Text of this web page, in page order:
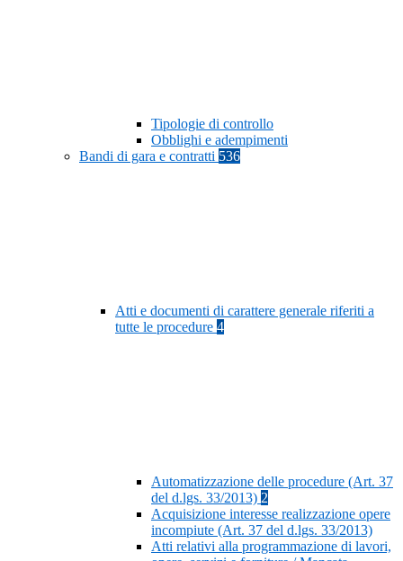
Tipologie di controllo
Obblighi e adempimenti
Bandi di gara e contratti 536
Atti e documenti di carattere generale riferiti a
tutte le procedure 4
Automatizzazione delle procedure (Art. 37
del d.lgs. 33/2013) 2
Acquisizione interesse realizzazione opere
incompiute (Art. 37 del d.lgs. 33/2013)
Atti relativi alla programmazione di lavori,